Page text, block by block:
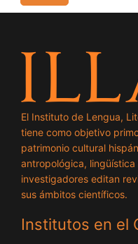
El Instituto de Lengua,
tiene como objetivo
patrimonio cultural
antropológica,
investigadores editan
sus ámbitos científicos.
Institutos en el